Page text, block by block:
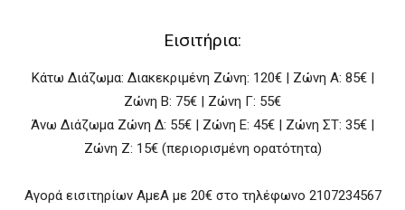
Eισιτήρια:
Κάτω Διάζωμα: Διακεκριμένη Ζώνη: 120€ | Ζώνη A: 85€ |
Ζώνη B: 75€ | Ζώνη Γ: 55€
Άνω Διάζωμα Ζώνη Δ: 55€ | Ζώνη Ε: 45€ | Ζώνη ΣΤ: 35€ |
Ζώνη Ζ: 15€ (περιορισμένη ορατότητα)
Αγορά εισιτηρίων ΑμεΑ με 20€ στο τηλέφωνο 2107234567